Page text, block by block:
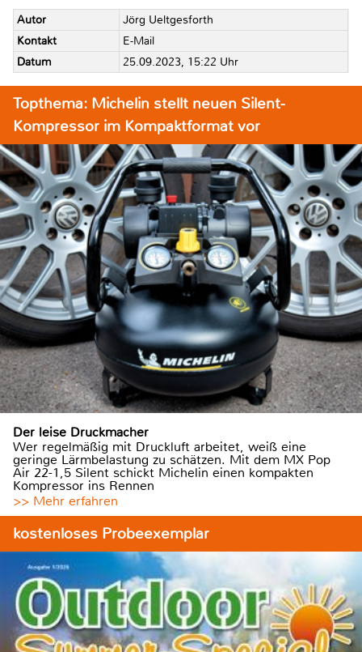
Autor
Jörg Ueltgesforth
Kontakt
E-Mail
Datum
25.09.2023, 15:22 Uhr
Topthema: Michelin stellt neuen Silent-
Kompressor im Kompaktformat vor
Der leise Druckmacher
Wer regelmäßig mit Druckluft arbeitet, weiß eine
geringe Lärmbelastung zu schätzen. Mit dem MX Pop
Air 22-1,5 Silent schickt Michelin einen kompakten
Kompressor ins Rennen
>> Mehr erfahren
kostenloses Probeexemplar